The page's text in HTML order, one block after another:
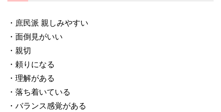
・庶民派 親しみやすい
・面倒見がいい
・親切
・頼りになる
・理解がある
・落ち着いている
・バランス感覚がある